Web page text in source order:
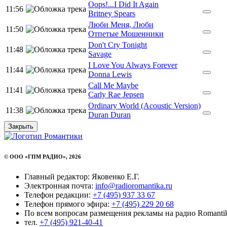
11:56
Oops!...I Did It Again
Britney Spears
11:50
Люби Меня, Люби
Отпетые Мошенники
11:48
Don't Cry Tonight
Savage
11:44
I Love You Always Forever
Donna Lewis
11:41
Call Me Maybe
Carly Rae Jepsen
11:38
Ordinary World (Acoustic Version)
Duran Duran
Закрыть
© ООО «ГПМ РАДИО», 2026
Главный редактор: Яковенко Е.Г.
Электронная почта: info@radioromantika.ru
Телефон редакции: +7 (495) 937 33 67
Телефон прямого эфира: +7 (495) 229 20 68
По всем вопросам размещения рекламы на радио
тел. +7 (495) 921-40-41